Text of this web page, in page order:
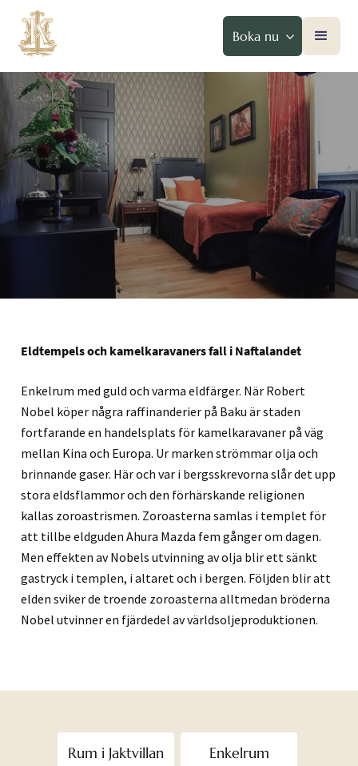
Boka nu
Eldtempels och kamelkaravaners fall i Naftalandet
Enkelrum med guld och varma eldfärger. När Robert
Nobel köper några raffinanderier på Baku är staden
fortfarande en handelsplats för kamelkaravaner på väg
mellan Kina och Europa. Ur marken strömmar olja och
brinnande gaser. Här och var i bergsskrevorna slår det upp
stora eldsflammor och den förhärskande religionen
kallas zoroastrismen. Zoroasterna samlas i templet för
att tillbe eldguden Ahura Mazda fem gånger om dagen.
Men effekten av Nobels utvinning av olja blir ett sänkt
gastryck i templen, i altaret och i bergen. Följden blir att
elden sviker de troende zoroasterna alltmedan bröderna
Nobel utvinner en fjärdedel av världsoljeproduktionen.
Rum i Jaktvillan Enkelrum